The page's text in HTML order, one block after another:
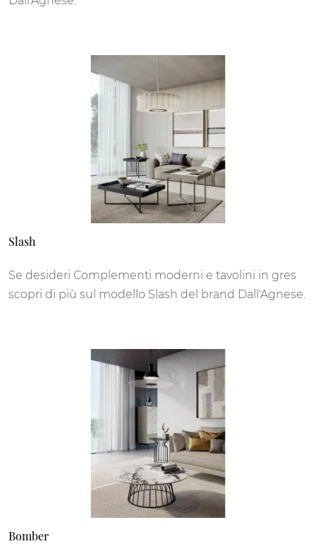
Slash
Se desideri Complementi moderni e tavolini in gres
scopri di più sul modello Slash del brand Dall'Agnese.
Bomber